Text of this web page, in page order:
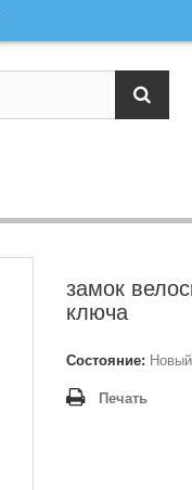
замок
ключа
Состояние:
Печать